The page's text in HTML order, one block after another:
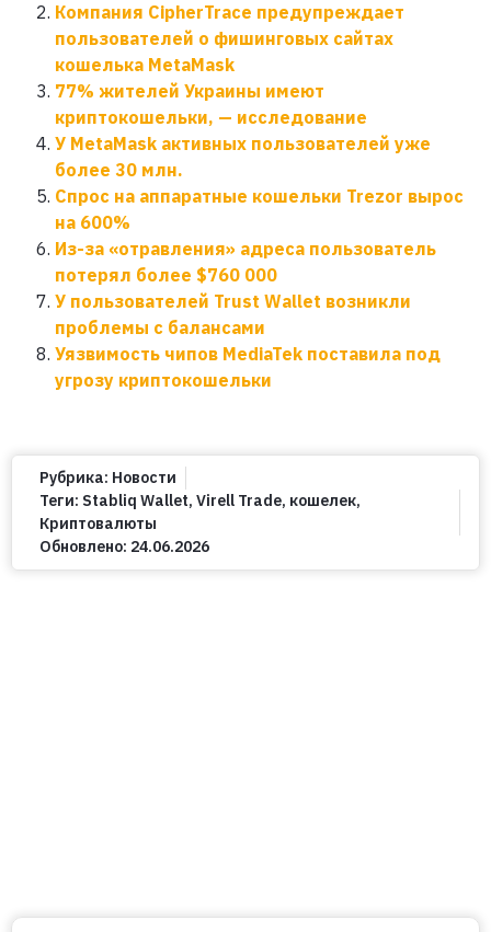
Компания CipherTrace предупреждает
пользователей о фишинговых сайтах
кошелька MetaMask
77% жителей Украины имеют
криптокошельки, — исследование
У MetaMask активных пользователей уже
более 30 млн.
Спрос на аппаратные кошельки Trezor вырос
на 600%
Из-за «отравления» адреса пользователь
потерял более $760 000
У пользователей Trust Wallet возникли
проблемы с балансами
Уязвимость чипов MediaTek поставила под
угрозу криптокошельки
Рубрика: Новости
Теги: Stabliq Wallet, Virell Trade, кошелек,
Криптовалюты
Обновлено: 24.06.2026